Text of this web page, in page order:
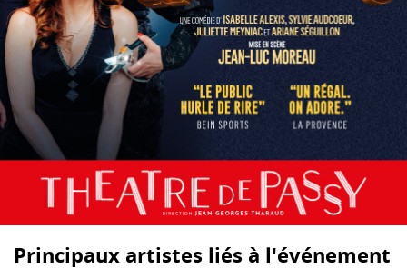
Principaux artistes liés à l'événement